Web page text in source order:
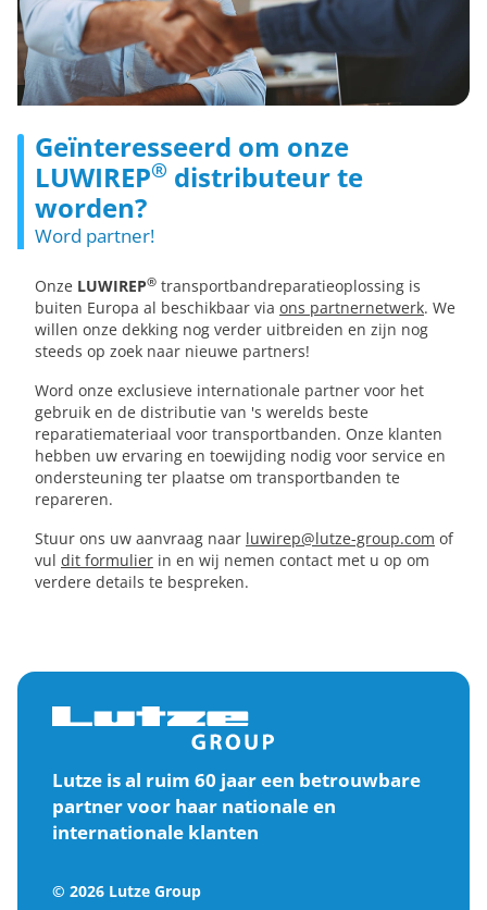
Geïnteresseerd om onze
LUWIREP® distributeur te
worden?
Word partner!
Onze LUWIREP® transportbandreparatieoplossing is
buiten Europa al beschikbaar via ons partnernetwerk. We
willen onze dekking nog verder uitbreiden en zijn nog
steeds op zoek naar nieuwe partners!
Word onze exclusieve internationale partner voor het
gebruik en de distributie van 's werelds beste
reparatiemateriaal voor transportbanden. Onze klanten
hebben uw ervaring en toewijding nodig voor service en
ondersteuning ter plaatse om transportbanden te
repareren.
Stuur ons uw aanvraag naar luwirep@lutze-group.com of
vul dit formulier in en wij nemen contact met u op om
verdere details te bespreken.
Lutze is al ruim 60 jaar een betrouwbare
partner voor haar nationale en
internationale klanten
© 2026 Lutze Group